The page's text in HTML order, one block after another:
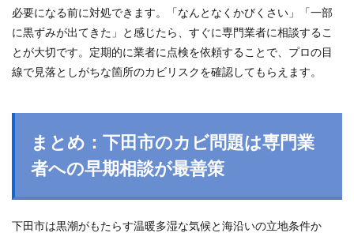
必要になる前に対処できます。「なんとなくかびくさい」「一部
に黒ずみが出てきた」と感じたら、すぐに専門業者に相談するこ
とが大切です。定期的に業者に点検を依頼することで、プロの目
線で見落としがちな箇所のカビリスクを確認してもらえます。
まとめ：下田市のカビ問題は専門業
者への早期相談が最善策
下田市は黒潮がもたらす温暖多湿な気候と海沿いの立地条件か